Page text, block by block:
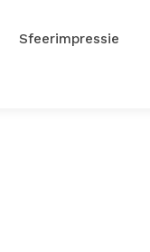
Sfeerimpressie